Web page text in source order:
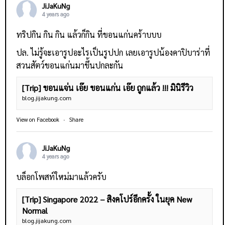
JiJaKuNg
4 years ago
ทริปกิน กิน กิน แล้วก็กิน ที่ขอนแก่นคร้าบบบ
ปล. ไม่รู้จะเอารูปอะไรเป็นรูปปก เลยเอารูปน้องคาปิบาร่าที่
สวนสัตว์ขอนแก่นมาขึ้นปกละกัน
[Trip] ขอนแจ่น เอ๊ย ขอนแก่น เอ๊ย ถูกแล้ว !!! มินิรีวิว
blog.jijakung.com
View on Facebook · Share
JiJaKuNg
4 years ago
บล็อกโพสท์ใหม่มาแล้วครับ
[Trip] Singapore 2022 – สิงคโปร์อีกครั้ง ในยุค New
Normal
blog.jijakung.com